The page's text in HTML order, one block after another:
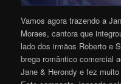
Vamos agora trazendo a
Moraes, cantora que
lado dos irmãos Roberto e
brega romântico comercial
Jane & Herondy e fez